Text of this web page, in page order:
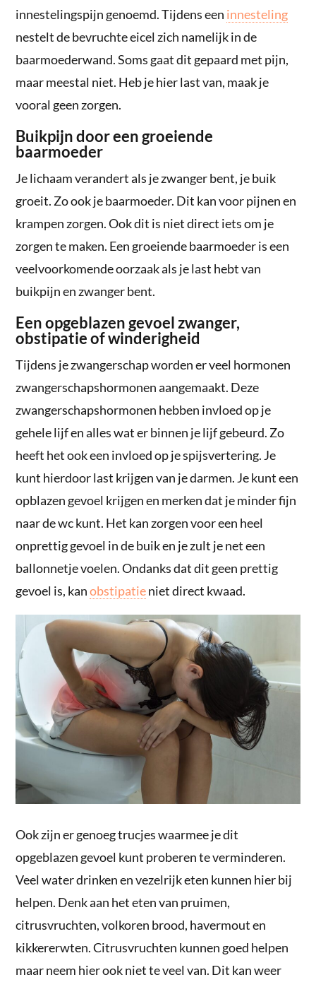
innestelingspijn genoemd. Tijdens een innesteling
nestelt de bevruchte eicel zich namelijk in de
baarmoederwand. Soms gaat dit gepaard met pijn,
maar meestal niet. Heb je hier last van, maak je
vooral geen zorgen.
Buikpijn door een groeiende
baarmoeder
Je lichaam verandert als je zwanger bent, je buik
groeit. Zo ook je baarmoeder. Dit kan voor pijnen en
krampen zorgen. Ook dit is niet direct iets om je
zorgen te maken. Een groeiende baarmoeder is een
veelvoorkomende oorzaak als je last hebt van
buikpijn en zwanger bent.
Een opgeblazen gevoel zwanger,
obstipatie of winderigheid
Tijdens je zwangerschap worden er veel hormonen
zwangerschapshormonen aangemaakt. Deze
zwangerschapshormonen hebben invloed op je
gehele lijf en alles wat er binnen je lijf gebeurd. Zo
heeft het ook een invloed op je spijsvertering. Je
kunt hierdoor last krijgen van je darmen. Je kunt een
opblazen gevoel krijgen en merken dat je minder fijn
naar de wc kunt. Het kan zorgen voor een heel
onprettig gevoel in de buik en je zult je net een
ballonnetje voelen. Ondanks dat dit geen prettig
gevoel is, kanobstipatieniet direct kwaad.
Ook zijn er genoeg trucjes waarmee je dit
opgeblazen gevoel kunt proberen te verminderen.
Veel water drinken en vezelrijk eten kunnen hier bij
helpen. Denk aan het eten van pruimen,
citrusvruchten, volkoren brood, havermout en
kikkererwten. Citrusvruchten kunnen goed helpen
maar neem hier ook niet te veel van. Dit kan weer